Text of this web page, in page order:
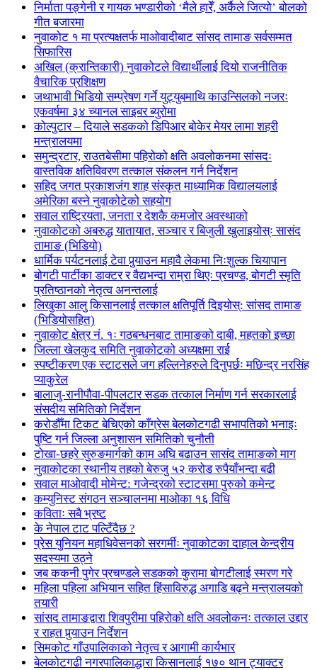
निर्माता पङ्गेनी र गायक भण्डारीको ‘मैले हारेँ, अर्कैले जित्यो’ बोलको
गीत बजारमा
नुवाकोट १ मा प्रत्यक्षतर्फ माओवादीबाट सांसद तामाङ सर्वसम्मत
सिफारिस
अखिल (क्रान्तिकारी) नुवाकोटले विद्यार्थीलाई दियो राजनीतिक
वैचारिक प्रशिक्षण
जथाभावी भिडियो सम्प्रेषण गर्ने युट्युबमाथि काउन्सिलको नजरः
एकवर्षमा ३४ च्यानल साइबर ब्युरोमा
कोल्पुटार – दियाले सडकको डिपिआर बोकेर मेयर लामा शहरी
मन्त्रालयमा
समुन्द्रटार, राउतबेसीमा पहिरोको क्षति अवलोकनमा सांसदः
वास्तविक क्षतिविवरण तत्काल संकलन गर्न निर्देशन
सहिद जगत प्रकाशजंग शाह संस्कृत माध्यामिक विद्यालयलाई
अमेरिका बस्ने नुवाकोटेको सहयोग
सवाल राष्ट्रियता, जनता र देशकै कमजोर अवस्थाको
नुवाकोटको अबरुद्ध यातायात, सञ्चार र बिजुली खुलाइयोस्ः सासंद
तामाङ (भिडियो)
धार्मिक पर्यटनलाई टेवा पुर्‍याउन महावै लेकमा निःशुल्क चियापान
बोगटी पार्टीका डाक्टर र वैद्यभन्दा राम्रा थिएः प्रचण्ड, बोगटी स्मृति
प्रतिष्ठानको नेतृत्व अनन्तलाई
लिखुका आलु किसानलाई तत्काल क्षतिपूर्ति दिइयोस्: सांसद तामाङ
(भिडियोसहित)
नुवाकोट क्षेत्र नं. १ः गठबन्धनबाट तामाङको दाबी, महतको इच्छा
जिल्ला खेलकुद समिति नुवाकोटको अध्यक्षमा राई
स्पष्टीकरण एक स्टाटसले जग हल्लिनेहरुले दिनुपर्छः मछिन्द्र नरसिंह
प्याकुरेल
बालाजु-रानीपौवा-पीपलटार सडक तत्काल निर्माण गर्न सरकारलाई
संसदीय समितिको निर्देशन
करोडौँमा टिकट बेचिएको काँग्रेस बेलकोटगढी सभापतिको भनाइः
पुष्टि गर्न जिल्ला अनुशासन समितिको चुनौती
टोखा-छहरे सुरुङमार्गको काम अघि बढाउन सासंद तामाङको माग
नुवाकोटका स्थानीय तहको बेरुजु ५२ करोड रुपैयाँभन्दा बढी
सवाल माओवादी मोमेन्ट: गजेन्द्रको स्टाटसमा पुरुको कमेन्ट
कम्युनिस्ट संगठन सञ्चालनमा माओका १६ विधि
कविताः सबै भ्रष्ट
के नेपाल टाट पल्टिँदैछ ?
प्रेस युनियन महाधिवेसनको सरगर्मीः नुवाकोटका दाहाल केन्द्रीय
सदस्यमा उठ्ने
जब ककनी पुगेर प्रचण्डले सडकको कुरामा बोगटीलाई स्मरण गरे
महिला पहिला अभियान सहित हिंसाविरुद्ध अगाडि बढ्ने मन्त्रालयको
तयारी
सांसद तामाङद्वारा शिवपुरीमा पहिरोको क्षति अवलोकनः तत्काल उद्दार
र राहत पुर्‍याउन निर्देशन
सिमकोट गाँउपालिकाको नेतृत्व र आगामी कार्यभार
बेलकोटगढी नगरपालिकाद्धारा किसानलाई १७० थान ट्याक्टर